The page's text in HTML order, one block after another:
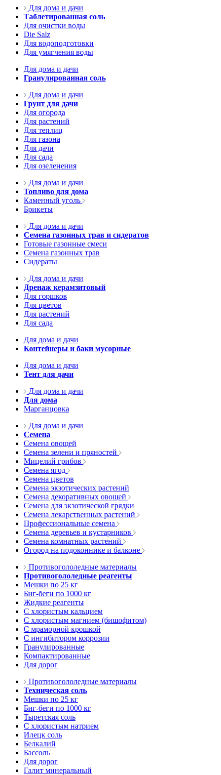
Для дома и дачи
Таблетированная соль
Для очистки воды
Die Salz
Для водоподготовки
Для умягчения воды
Для дома и дачи
Гранулированная соль
Для дома и дачи
Грунт для дачи
Для огорода
Для растений
Для теплиц
Для газона
Для дачи
Для сада
Для озеленения
Для дома и дачи
Топливо для дома
Каменный уголь
Брикеты
Для дома и дачи
Семена газонных трав и сидератов
Готовые газонные смеси
Семена газонных трав
Сидераты
Для дома и дачи
Дренаж керамзитовый
Для горшков
Для цветов
Для растений
Для сада
Для дома и дачи
Контейнеры и баки мусорные
Для дома и дачи
Тент для дачи
Для дома и дачи
Для дома
Марганцовка
Для дома и дачи
Семена
Семена овощей
Семена зелени и пряностей
Мицелий грибов
Семена ягод
Семена цветов
Семена экзотических растений
Семена декоративных овощей
Семена для экзотической грядки
Семена лекарственных растений
Профессиональные семена
Семена деревьев и кустарников
Семена комнатных растений
Огород на подоконнике и балконе
Противогололедные материалы
Противогололедные реагенты
Мешки по 25 кг
Биг-беги по 1000 кг
Жидкие реагенты
С хлористым кальцием
С хлористым магнием (бишофитом)
С мраморной крошкой
С ингибитором коррозии
Гранулированные
Компактированные
Для дорог
Противогололедные материалы
Техническая соль
Мешки по 25 кг
Биг-беги по 1000 кг
Тыретская соль
С хлористым натрием
Илецк соль
Белкалий
Бассоль
Для дорог
Галит минеральный